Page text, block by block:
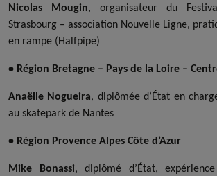
Nicolas Mougin, organisateur du
Strasbourg – association Nouvelle Ligne,
en rampe (Halfpipe)
• Région Bretagne – Pays de la Loire –
Anaëlle Nogueira, diplômée d’État en
au skatepark de Nantes
• Région Provence Alpes Côte d’Azur
Mike Bonassi, diplômé d’État,